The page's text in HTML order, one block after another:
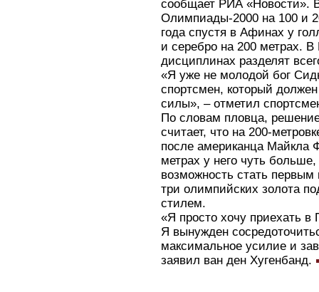
сообщает РИА «Новости».
Олимпиады-2000 на 100 и
года спустя в Афинах у
и серебро на 200 метрах.
дисциплинах разделят
«Я уже не молодой бог
спортсмен, который
силы», – отметил
По словам пловца,
считает, что на 200-
после американца Майкла
метрах у него чуть
возможность стать
три олимпийских золота
стилем.
«Я просто хочу приехать в
Я вынужден
максимальное усилие и
заявил ван ден Хугенбанд.